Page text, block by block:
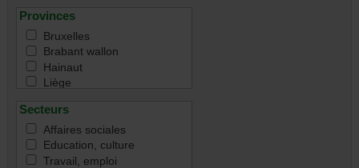
Provinces
Bruxelles
Brabant wallon
Hainaut
Liège
Luxembourg
Toutes
Secteurs
Affaires sociales
Education, culture
Travail, emploi